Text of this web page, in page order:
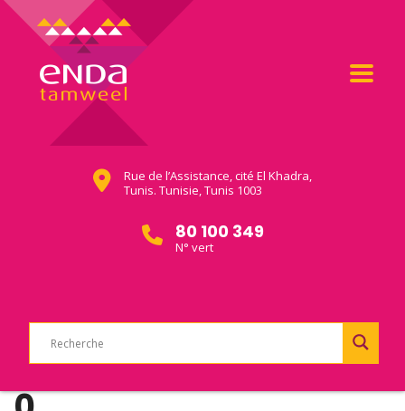
Rue de l’Assistance, cité El Khadra,
Tunis. Tunisie, Tunis 1003
80 100 349
N° vert